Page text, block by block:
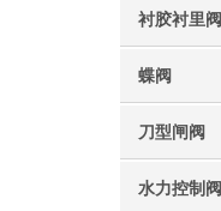
衬胶衬里阀
蝶阀
刀型闸阀
水力控制阀